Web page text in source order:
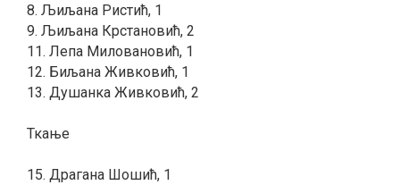
8. Љиљана Ристић, 1
9. Љиљана Крстановић, 2
11. Лепа Миловановић, 1
12. Биљана Живковић, 1
13. Душанка Живковић, 2
Ткање
15. Драгана Шошић, 1